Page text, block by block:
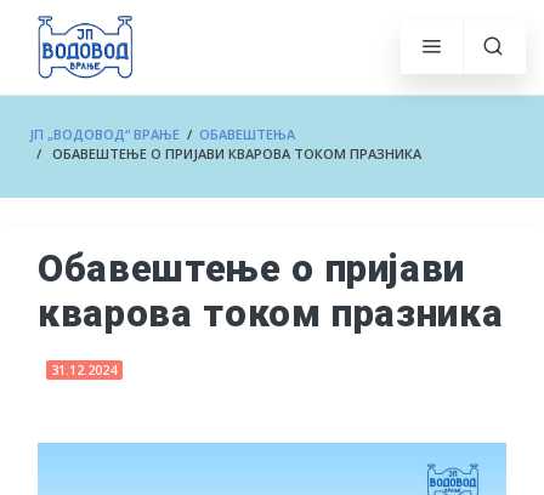
ЈП „ВОДОВОД“ ВРАЊЕ / ОБАВЕШТЕЊА
/ ОБАВЕШТЕЊЕ О ПРИЈАВИ КВАРОВА ТОКОМ ПРАЗНИКА
Обавештење о пријави
кварова током празника
31.12.2024